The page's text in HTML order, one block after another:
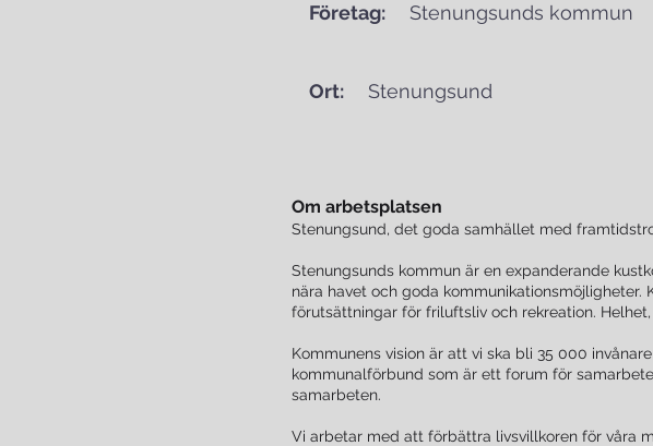
Företag: Stenungsunds kommun
Ort: Stenungsund
Om arbetsplatsen
Stenungsund, det goda samhället med
Stenungsunds kommun är en expanderande
nära havet och goda
förutsättningar för friluftsliv och rekreation.
Kommunens vision är att vi ska bli 35 000
kommunalförbund som är ett forum för
samarbeten.
Vi arbetar med att förbättra livsvillkoren för våra